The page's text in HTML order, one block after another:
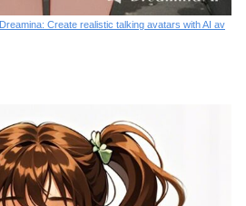
Dreamina: Create realistic talking avatars with AI av